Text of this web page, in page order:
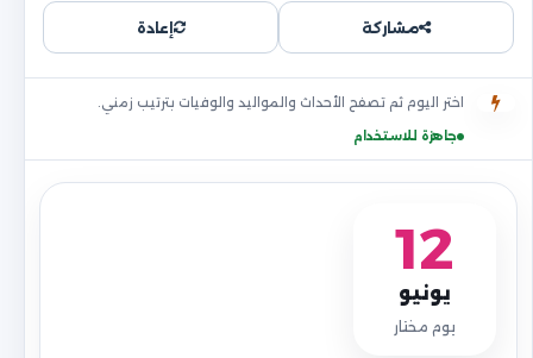
مشاركة إعادة
اختر اليوم ثم تصفح الأحداث والمواليد والوفيات بترتيب زمني.
جاهزة للاستخدام
12
يونيو
يوم مختار